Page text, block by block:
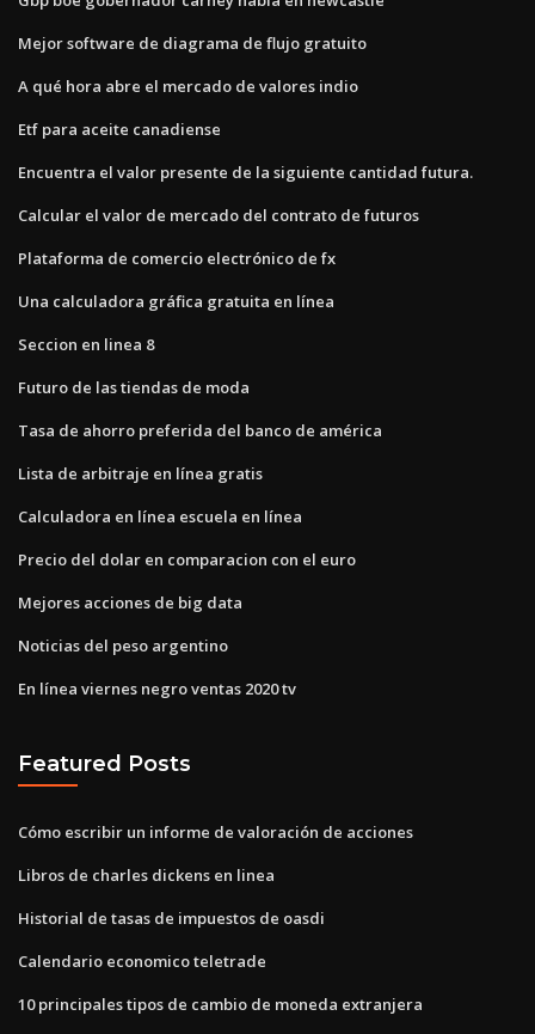
Mejor software de diagrama de flujo gratuito
A qué hora abre el mercado de valores indio
Etf para aceite canadiense
Encuentra el valor presente de la siguiente cantidad futura.
Calcular el valor de mercado del contrato de futuros
Plataforma de comercio electrónico de fx
Una calculadora gráfica gratuita en línea
Seccion en linea 8
Futuro de las tiendas de moda
Tasa de ahorro preferida del banco de américa
Lista de arbitraje en línea gratis
Calculadora en línea escuela en línea
Precio del dolar en comparacion con el euro
Mejores acciones de big data
Noticias del peso argentino
En línea viernes negro ventas 2020 tv
Featured Posts
Cómo escribir un informe de valoración de acciones
Libros de charles dickens en linea
Historial de tasas de impuestos de oasdi
Calendario economico teletrade
10 principales tipos de cambio de moneda extranjera